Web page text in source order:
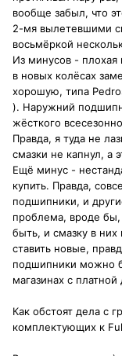
вообще забыл, что
2-мя вылетевшими
восьмёркой
Из минусов - плохая
в новых колёсах
хорошую, типа
). Наружний
жёсткого
Правда, я туда не
смазки не капнул, а
Ещё минус -
купить. Правда,
подшипники, и
проблема, вроде
быть, и смазку в
ставить новые,
подшипники можно
магазинах с
Как обстоят дела с
комплектующих к